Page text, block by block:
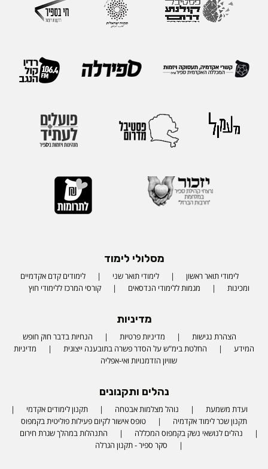
מסלולי לימוד
לימודי תואר ראשון לימודי תואר שני
לימודים קדם אקדמיים
ומכינות
מגמות ללימודי הנדסאים קורסי המרכז ללימודי חוץ
מדיניות
הצהרת נגישות מדיניות פרטיות
הנחיות בדבר חוק חופש
המידע
החלטת בימ"ש על הסדר פשרה בתובענה ייצוגית
מדיניות
שוויון הזדמנויות ואי-אפליה
נהלים ותקנונים
ועדת משמעת נוהל מצלמות אבטחה
תקנון לימודים אקדמי
תקנון שכר לימוד אקדמיה
טופס אישור לקיום פעילות פוליטית בקמפוס
נהלים לנושאי נשק בקמפוס המכללה
התנהלות במהלך שגרת חירום
סקר ספיר - תקנון הגרלה